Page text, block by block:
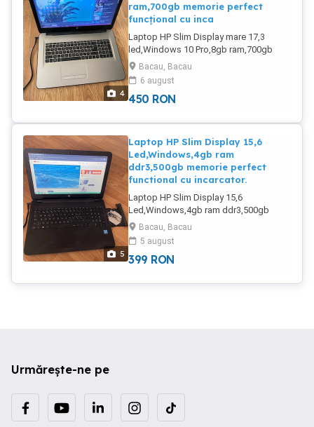
4
ram,700gb memorie perfect
funcțional cu inca
Laptop HP Slim Display mare 17,3
led,Windows 10 Pro,8gb ram,700gb
memorie perfect funcțional cu
incarcator.Trimit prin curier.
Bacau, Bacau
6 august
450 RON
5
Laptop HP Slim Display 15,6
Led,Windows,4gb ram
ddr3,500gb memorie perfect
functional cu incarcator.
Laptop HP Slim Display 15,6
Led,Windows,4gb ram ddr3,500gb
memorie perfect functional cu
incarcator.Trimit prin curier.
Bacau, Bacau
5 august
399 RON
Urmărește-ne pe